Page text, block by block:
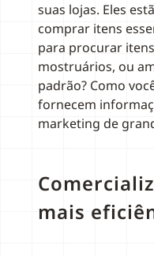
suas lojas. Eles
comprar itens
para procurar
mostruários, ou
padrão? Como
fornecem
marketing de
mais